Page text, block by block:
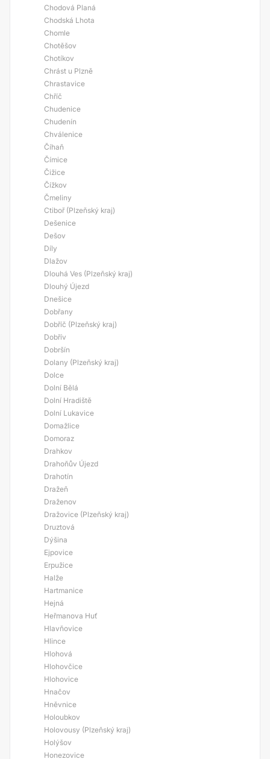
Chodová Planá
Chodská Lhota
Chomle
Chotěšov
Chotíkov
Chrást u Plzně
Chrastavice
Chříč
Chudenice
Chudenín
Chválenice
Číhaň
Čímice
Čižice
Čížkov
Čmeliny
Ctiboř (Plzeňský kraj)
Dešenice
Dešov
Díly
Dlažov
Dlouhá Ves (Plzeňský kraj)
Dlouhý Újezd
Dnešice
Dobřany
Dobříč (Plzeňský kraj)
Dobřív
Dobršín
Dolany (Plzeňský kraj)
Dolce
Dolní Bělá
Dolní Hradiště
Dolní Lukavice
Domažlice
Domoraz
Drahkov
Drahoňův Újezd
Drahotín
Dražeň
Draženov
Dražovice (Plzeňský kraj)
Druztová
Dýšina
Ejpovice
Erpužice
Halže
Hartmanice
Hejná
Heřmanova Huť
Hlavňovice
Hlince
Hlohová
Hlohovčice
Hlohovice
Hnačov
Hněvnice
Holoubkov
Holovousy (Plzeňský kraj)
Holýšov
Honezovice